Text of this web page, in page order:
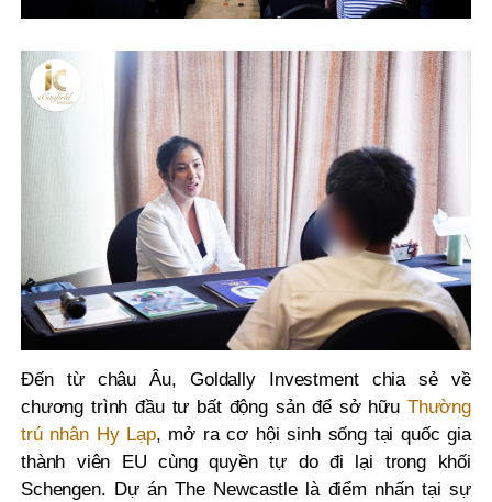
Đến từ châu Âu, Goldally Investment chia sẻ về
chương trình đầu tư bất động sản để sở hữu Thường
trú nhân Hy Lạp, mở ra cơ hội sinh sống tại quốc gia
thành viên EU cùng quyền tự do đi lại trong khối
Schengen. Dự án The Newcastle là điểm nhấn tại sự